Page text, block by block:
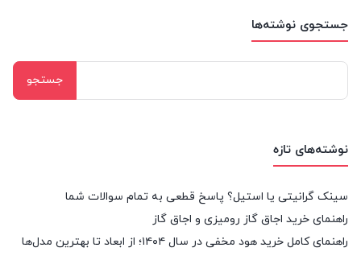
جستجوی نوشته‌ها
برای:
نوشته‌های تازه
سینک گرانیتی یا استیل؟ پاسخ قطعی به تمام سوالات شما
راهنمای خرید اجاق گاز رومیزی و اجاق گاز
راهنمای کامل خرید هود مخفی در سال ۱۴۰۴؛ از ابعاد تا بهترین مدل‌ها